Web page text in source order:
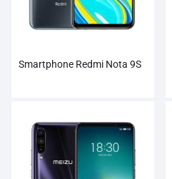
Smartphone Redmi Nota 9S